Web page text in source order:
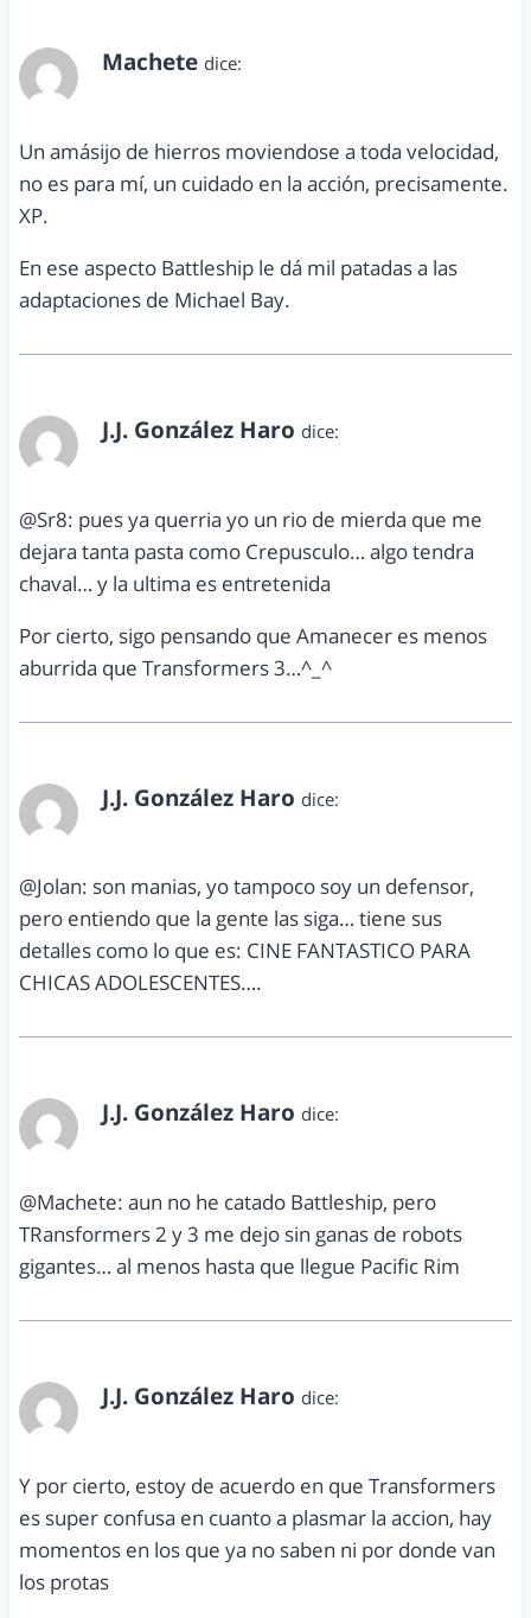
Machete dice:
Un amásijo de hierros moviendose a toda velocidad,
no es para mí, un cuidado en la acción, precisamente.
XP.
En ese aspecto Battleship le dá mil patadas a las
adaptaciones de Michael Bay.
J.J. González Haro dice:
@Sr8: pues ya querria yo un rio de mierda que me
dejara tanta pasta como Crepusculo… algo tendra
chaval… y la ultima es entretenida
Por cierto, sigo pensando que Amanecer es menos
aburrida que Transformers 3…^_^
J.J. González Haro dice:
@Jolan: son manias, yo tampoco soy un defensor,
pero entiendo que la gente las siga… tiene sus
detalles como lo que es: CINE FANTASTICO PARA
CHICAS ADOLESCENTES….
J.J. González Haro dice:
@Machete: aun no he catado Battleship, pero
TRansformers 2 y 3 me dejo sin ganas de robots
gigantes… al menos hasta que llegue Pacific Rim
J.J. González Haro dice:
Y por cierto, estoy de acuerdo en que Transformers
es super confusa en cuanto a plasmar la accion, hay
momentos en los que ya no saben ni por donde van
los protas